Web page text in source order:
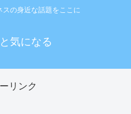
の身近な話題をここに
気になる
リンク